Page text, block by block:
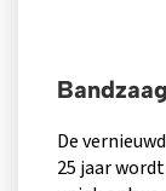
De
25 jaar